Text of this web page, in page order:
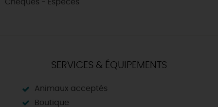
Chèques - Espèces
SERVICES & ÉQUIPEMENTS
Animaux acceptés
Boutique